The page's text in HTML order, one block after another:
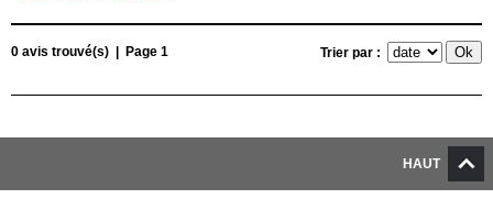
0 avis trouvé(s) | Page 1 Trier par :
HAUT